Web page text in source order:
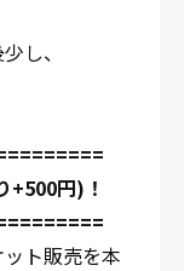
し、
+500円)！
ト販売を本